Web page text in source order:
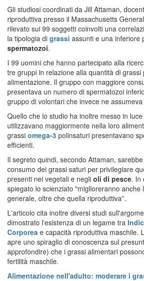
Gli studiosi coordinati da Jill Attaman,
riproduttiva presso il Massachusetts
rilevato sui 99 soggetti coinvolti una
la tipologia di grassi assunti e una inferiore
spermatozoi.
I 99 uomini che hanno partecipato alla
tre gruppi in relazione alla quantità di grassi
alimentazione. Il gruppo con maggiore
presentava un numero di spermatozoi
gruppo di volontari che invece ne
Quello che lo studio ha inoltre messo in
utilizzavano maggiormente nella loro
grassi omega-3 polinsaturi presentavano
efficienti.
Il segreto quindi, secondo Attaman,
consumo dei grassi saturi per privilegiare
presenti nei vegetali e negli oli di pesce. In
spiegato lo scienziato "miglioreranno anche
generale, oltre che quella riproduttiva''.
L'articolo cita inoltre diversi studi
dimostrato l'esistenza di un legame tra
Corporea e capacità riproduttiva maschile.
apre uno spiraglio di conoscenza sul
approfondire) che i grassi alimentari
fertilità maschile.
Alimentazione nell'adulto: moderare i